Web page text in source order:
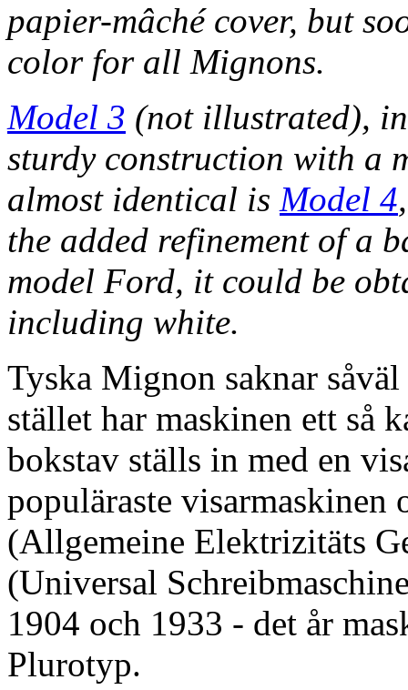
papier-mâché cover, but
color for all Mignons.
Model 3 (not illustrated),
sturdy construction with a
almost identical is Model 4
the added refinement of a
model Ford, it could be
including white.
Tyska Mignon saknar
stället har maskinen ett så
bokstav ställs in med en
populäraste
(Allgemeine Elektrizitäts
(Universal
1904 och 1933 - det år
Plurotyp.